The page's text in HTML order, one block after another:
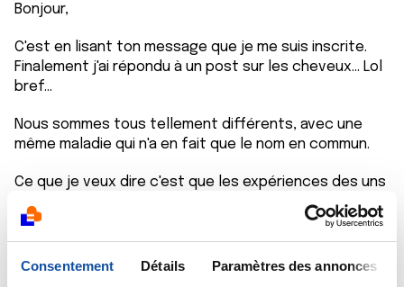
Consentement Détails Paramètres des annonces
Bonjour,
C'est en lisant ton message que je me suis inscrite.
Finalement j'ai répondu à un post sur les cheveux... Lol
bref...
Nous sommes tous tellement différents, avec une
même maladie qui n'a en fait que le nom en commun.
Ce que je veux dire c'est que les expériences des uns
et des autres sont personnelles. Mais ce que tu
expliques nous sommes beaucoup à le vivre si ce
n'est pas tous. Il y a forcément un moment où on se
retrouve physiquement affaibli... et même bien